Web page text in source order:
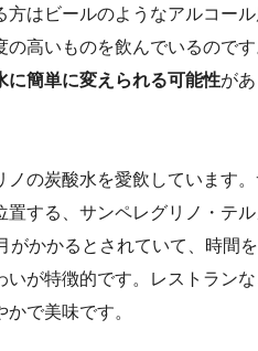
方はビールのようなアルコー
の高いものを飲んでいるのです
に簡単に変えられる可能性が
ノの炭酸水を愛飲しています
置する、サンペレグリノ・テ
がかかるとされていて、時間
いが特徴的です。レストラン
で美味です。